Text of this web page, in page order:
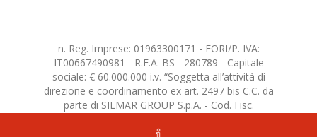
n. Reg. Imprese: 01963300171 - EORI/P. IVA:
IT00667490981 - R.E.A. BS - 280789 - Capitale
sociale: € 60.000.000 i.v. “Soggetta all’attività di
direzione e coordinamento ex art. 2497 bis C.C. da
parte di SILMAR GROUP S.p.A. - Cod. Fisc.